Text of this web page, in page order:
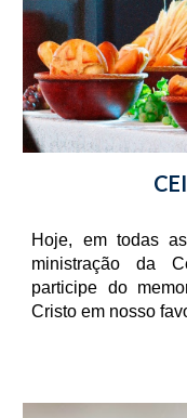
Hoje, em todas
ministração da
participe do
Cristo em nosso